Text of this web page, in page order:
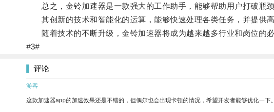
总之，金铃加速器是一款强大的工作助手，能够帮助用户打破瓶颈
其创新的技术和智能化的运算，能够快速处理各类任务，并提供高
随着技术的不断升级，金铃加速器将成为越来越多行业和岗位的必
#3#
评论
游客
这款加速器app的加速效果还是不错的，但偶尔也会出现卡顿的情况，希望开发者能够优化一下。